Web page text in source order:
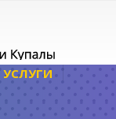
УСЛУГИ